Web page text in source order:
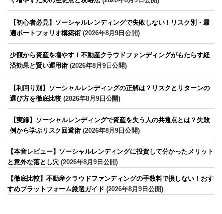
【初心者必見】ソーシャルレンディングで失敗しない！リスク別・最
適ポートフォリオ構築術 (2026年8月9日公開)
少額から資産を増やす！不動産クラウドファンディングがもたらす経
済効果と賢い運用術 (2026年8月9日公開)
【利回り別】ソーシャルレンディングの正解は？リスクとリターンの
選び方を徹底比較 (2026年8月9日公開)
【実録】ソーシャルレンディングで資産を失う人の共通点とは？失敗
例から学ぶリスク回避術 (2026年8月9日公開)
【本音レビュー】ソーシャルレンディングに投資して分かったメリット
と意外な落とし穴 (2026年8月9日公開)
【徹底比較】不動産クラウドファンディングの手数料で損しない！おす
すめプラットフォーム厳選ガイド (2026年8月9日公開)